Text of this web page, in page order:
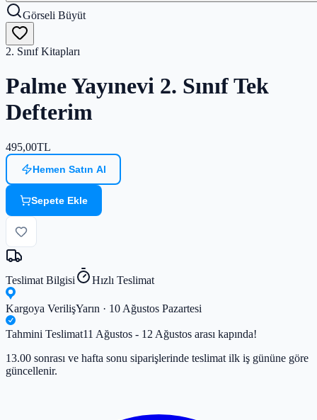
Görseli Büyüt
2. Sınıf Kitapları
Palme Yayınevi 2. Sınıf Tek
Defterim
495,00TL
Hemen Satın Al
Sepete Ekle
Teslimat Bilgisi Hızlı Teslimat
Kargoya VerilişYarın · 10 Ağustos Pazartesi
Tahmini Teslimat11 Ağustos - 12 Ağustos arası kapında!
13.00 sonrası ve hafta sonu siparişlerinde teslimat ilk iş gününe göre
güncellenir.